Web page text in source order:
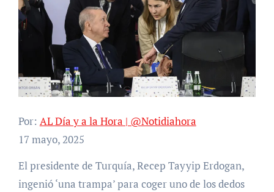
Por: AL Día y a la Hora | @Notidiahora
17 mayo, 2025
El presidente de Turquía, Recep Tayyip Erdogan,
ingenió ‘una trampa’ para coger uno de los dedos